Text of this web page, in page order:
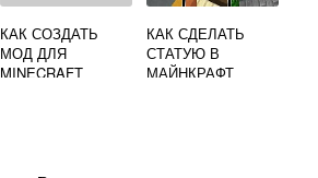
КАК СОЗДАТЬ
МОД ДЛЯ
MINECRAFT
КАК СДЕЛАТЬ
СТАТУЮ В
МАЙНКРАФТ